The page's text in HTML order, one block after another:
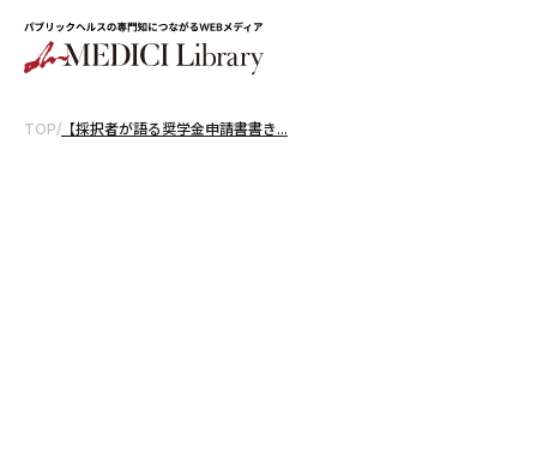
TOP/ 【採択者が語る奨学金申請書書き...